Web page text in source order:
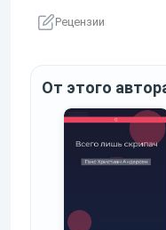
Рецензии
От этого